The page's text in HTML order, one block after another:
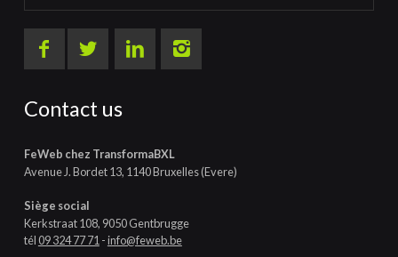
Contact us
FeWeb chez TransformaBXL
Avenue J. Bordet 13, 1140 Bruxelles (Evere)
Siège social
Kerkstraat 108, 9050 Gentbrugge
tél09 324 77 71 -info@feweb.be